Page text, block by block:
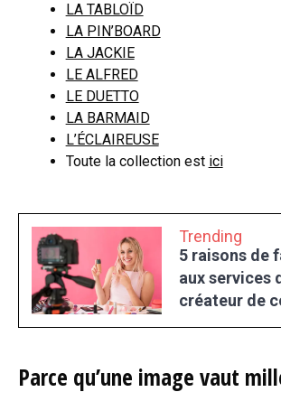
LA TABLOÏD
LA PIN’BOARD
LA JACKIE
LE ALFRED
LE DUETTO
LA BARMAID
L’ÉCLAIREUSE
Toute la collection est ici
Trending
5 raisons de
aux services
créateur de
Parce qu’une image vaut